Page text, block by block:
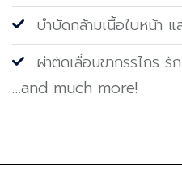
บำบัดกล้ามเนื้อใบหน้า แ
ผ่าตัดเลื่อนขากรรไกร
…and much more!